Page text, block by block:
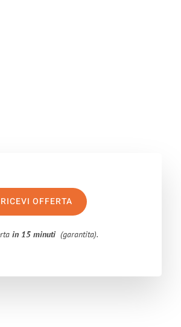
RICEVI OFFERTA
in 15 minuti (garantita).